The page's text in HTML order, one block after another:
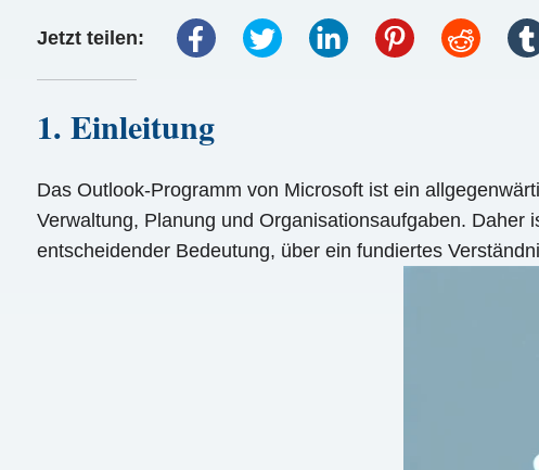
Jetzt teilen:
1. Einleitung
Das Outlook-Programm von Microsoft ist ein
Verwaltung, Planung und Organisationsaufgaben.
entscheidender Bedeutung, über ein fundiertes